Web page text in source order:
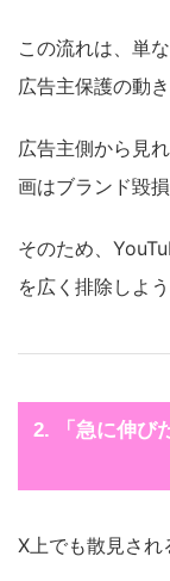
この流れは、単
広告主保護の動き
広告主側から見
画はブランド毀
そのため、
を広く排除しよ
2. 「急に伸び
X上でも散見され